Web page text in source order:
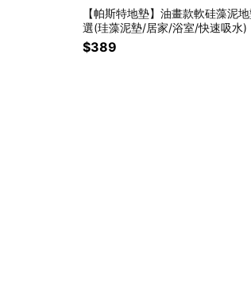
【帕斯特地墊】油畫款軟硅藻泥
選(珪藻泥墊/居家/浴室/快速吸水)
$389